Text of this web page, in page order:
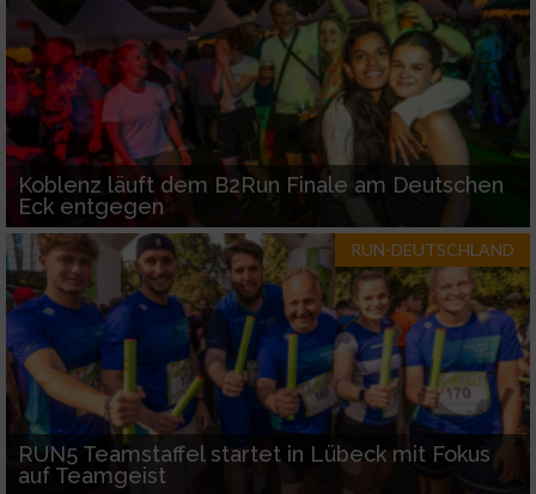
Koblenz läuft dem B2Run Finale am Deutschen
Eck entgegen
RUN-DEUTSCHLAND
RUN5 Teamstaffel startet in Lübeck mit Fokus
auf Teamgeist